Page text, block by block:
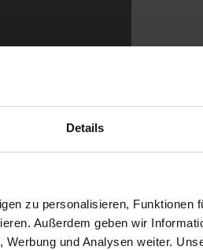
Details
zu personalisieren, Funktionen
Außerdem geben wir
und Analysen weiter.